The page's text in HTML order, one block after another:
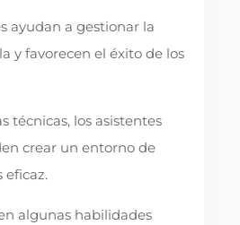
ayudan a gestionar la
y favorecen el éxito de los
técnicas, los asistentes
crear un entorno de
eficaz.
algunas habilidades